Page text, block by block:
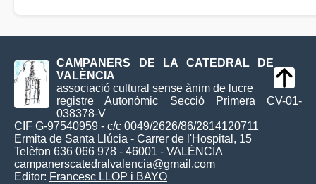
CAMPANERS DE LA CATEDRAL DE
VALÈNCIA
associació cultural sense ànim de lucre
registre Autonòmic Secció Primera CV-01-
038378-V
CIF G-97540959 - c/c 0049/2626/86/2814120711
Ermita de Santa Llúcia - Carrer de l'Hospital, 15
Telèfon 636 066 978 - 46001 - VALÈNCIA
campanerscatedralvalencia@gmail.com
Editor: Francesc LLOP i BAYO